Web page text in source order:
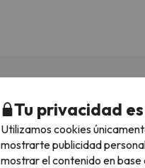
Apúntate GRATIS a
Escribe tu email
Tu privacidad
Utilizamos cookies
mostrarte publicidad
mostrar el contenido en